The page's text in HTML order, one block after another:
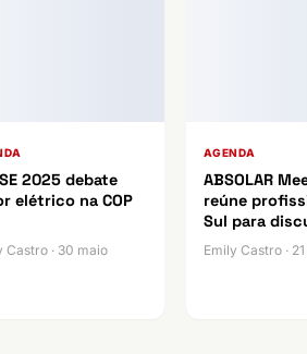
2025 debate
elétrico na COP
Castro · 30 maio
AGENDA
ABSOLAR
reúne
Sul para
Emily Castro ·